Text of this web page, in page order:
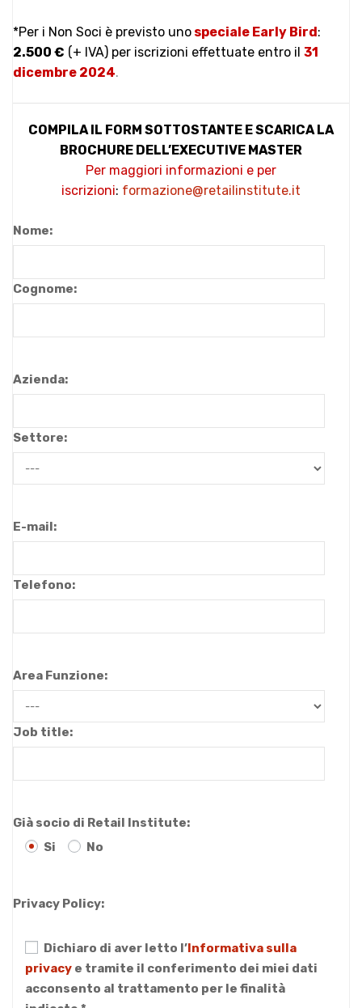
*Per i Non Soci è previsto uno speciale Early Bird:
2.500 € (+ IVA) per iscrizioni effettuate entro il 31
dicembre 2024.
COMPILA IL FORM SOTTOSTANTE E SCARICA LA
BROCHURE DELL’EXECUTIVE MASTER
Per maggiori informazioni e per
iscrizioni: formazione@retailinstitute.it
Nome:
Cognome:
Azienda:
Settore:
E-mail:
Telefono:
Area Funzione:
Job title:
Già socio di Retail Institute:
Si
No
Privacy Policy:
Dichiaro di aver letto l’Informativa sulla
privacy e tramite il conferimento dei miei dati
acconsento al trattamento per le finalità